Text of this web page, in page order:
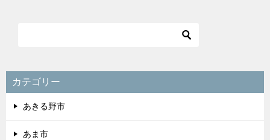
カテゴリー
あきる野市
あま市